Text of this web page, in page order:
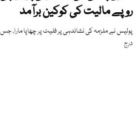
روپے مالیت کی کوکین برآمد
پولیس نے ملزمہ کی نشاندہی پر فلیٹ پر چھاپا مارا، جس
درج